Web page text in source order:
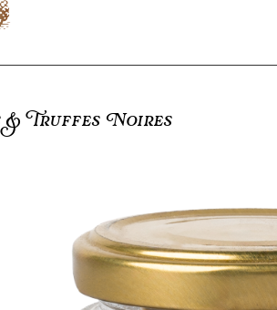
& Truffes Noires